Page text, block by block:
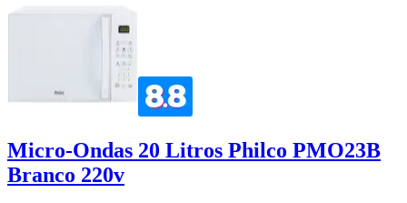
Micro-Ondas 20 Litros Philco PMO23B
Branco 220v